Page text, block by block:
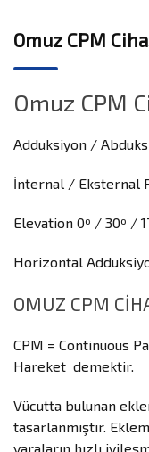
Omuz CPM
Omuz CPM
Adduksiyon /
İnternal / Eksternal
Elevation 0º / 30º /
Horizontal
OMUZ CPM
CPM = Continuous
Hareket demektir.
Vücutta bulunan
tasarlanmıştır.
yaraların hızlı